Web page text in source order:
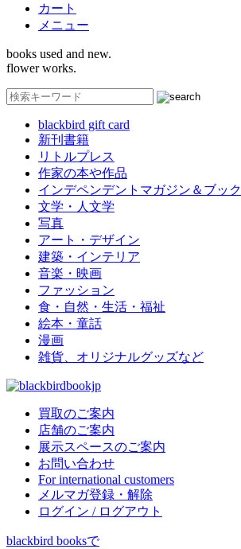
カート
メニュー
books used and new.
flower works.
blackbird gift card
新刊書籍
リトルプレス
作家の本や作品
インデペンデントマガジン＆ブック
文学・人文学
写真
アート・デザイン
建築・インテリア
音楽・映画
ファッション
食・自然・生活・福祉
絵本・童話
漫画
雑貨、オリジナルグッズなど
買取のご案内
店舗のご案内
展示スペースのご案内
お問い合わせ
For international customers
メルマガ登録・解除
ログイン / ログアウト
blackbird booksで